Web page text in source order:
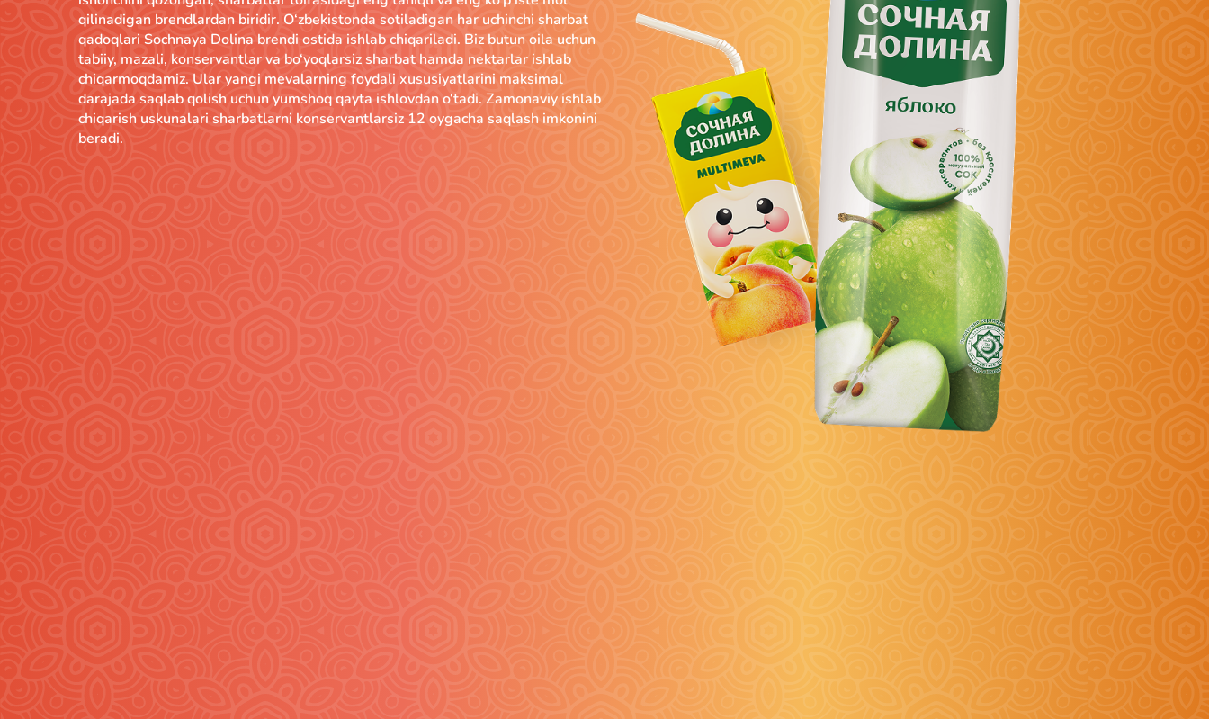
qilinadigan brendlardan biridir. O‘zbekistonda sotiladigan har uchinchi sharbat
qadoqlari Sochnaya Dolina brendi ostida ishlab chiqariladi. Biz butun oila uchun
tabiiy, mazali, konservantlar va bo‘yoqlarsiz sharbat hamda nektarlar ishlab
chiqarmoqdamiz. Ular yangi mevalarning foydali xususiyatlarini maksimal
darajada saqlab qolish uchun yumshoq qayta ishlovdan o‘tadi. Zamonaviy ishlab
chiqarish uskunalari sharbatlarni konservantlarsiz 12 oygacha saqlash imkonini
beradi.